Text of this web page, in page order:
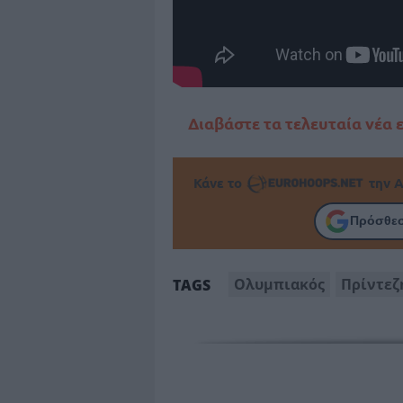
Διαβάστε τα τελευταία νέα
Κάνε το την
TAGS Ολυμπιακός